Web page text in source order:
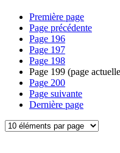
Première page
Page précédente
Page 196
Page 197
Page 198
Page 199 (page
Page 200
Page suivante
Dernière page